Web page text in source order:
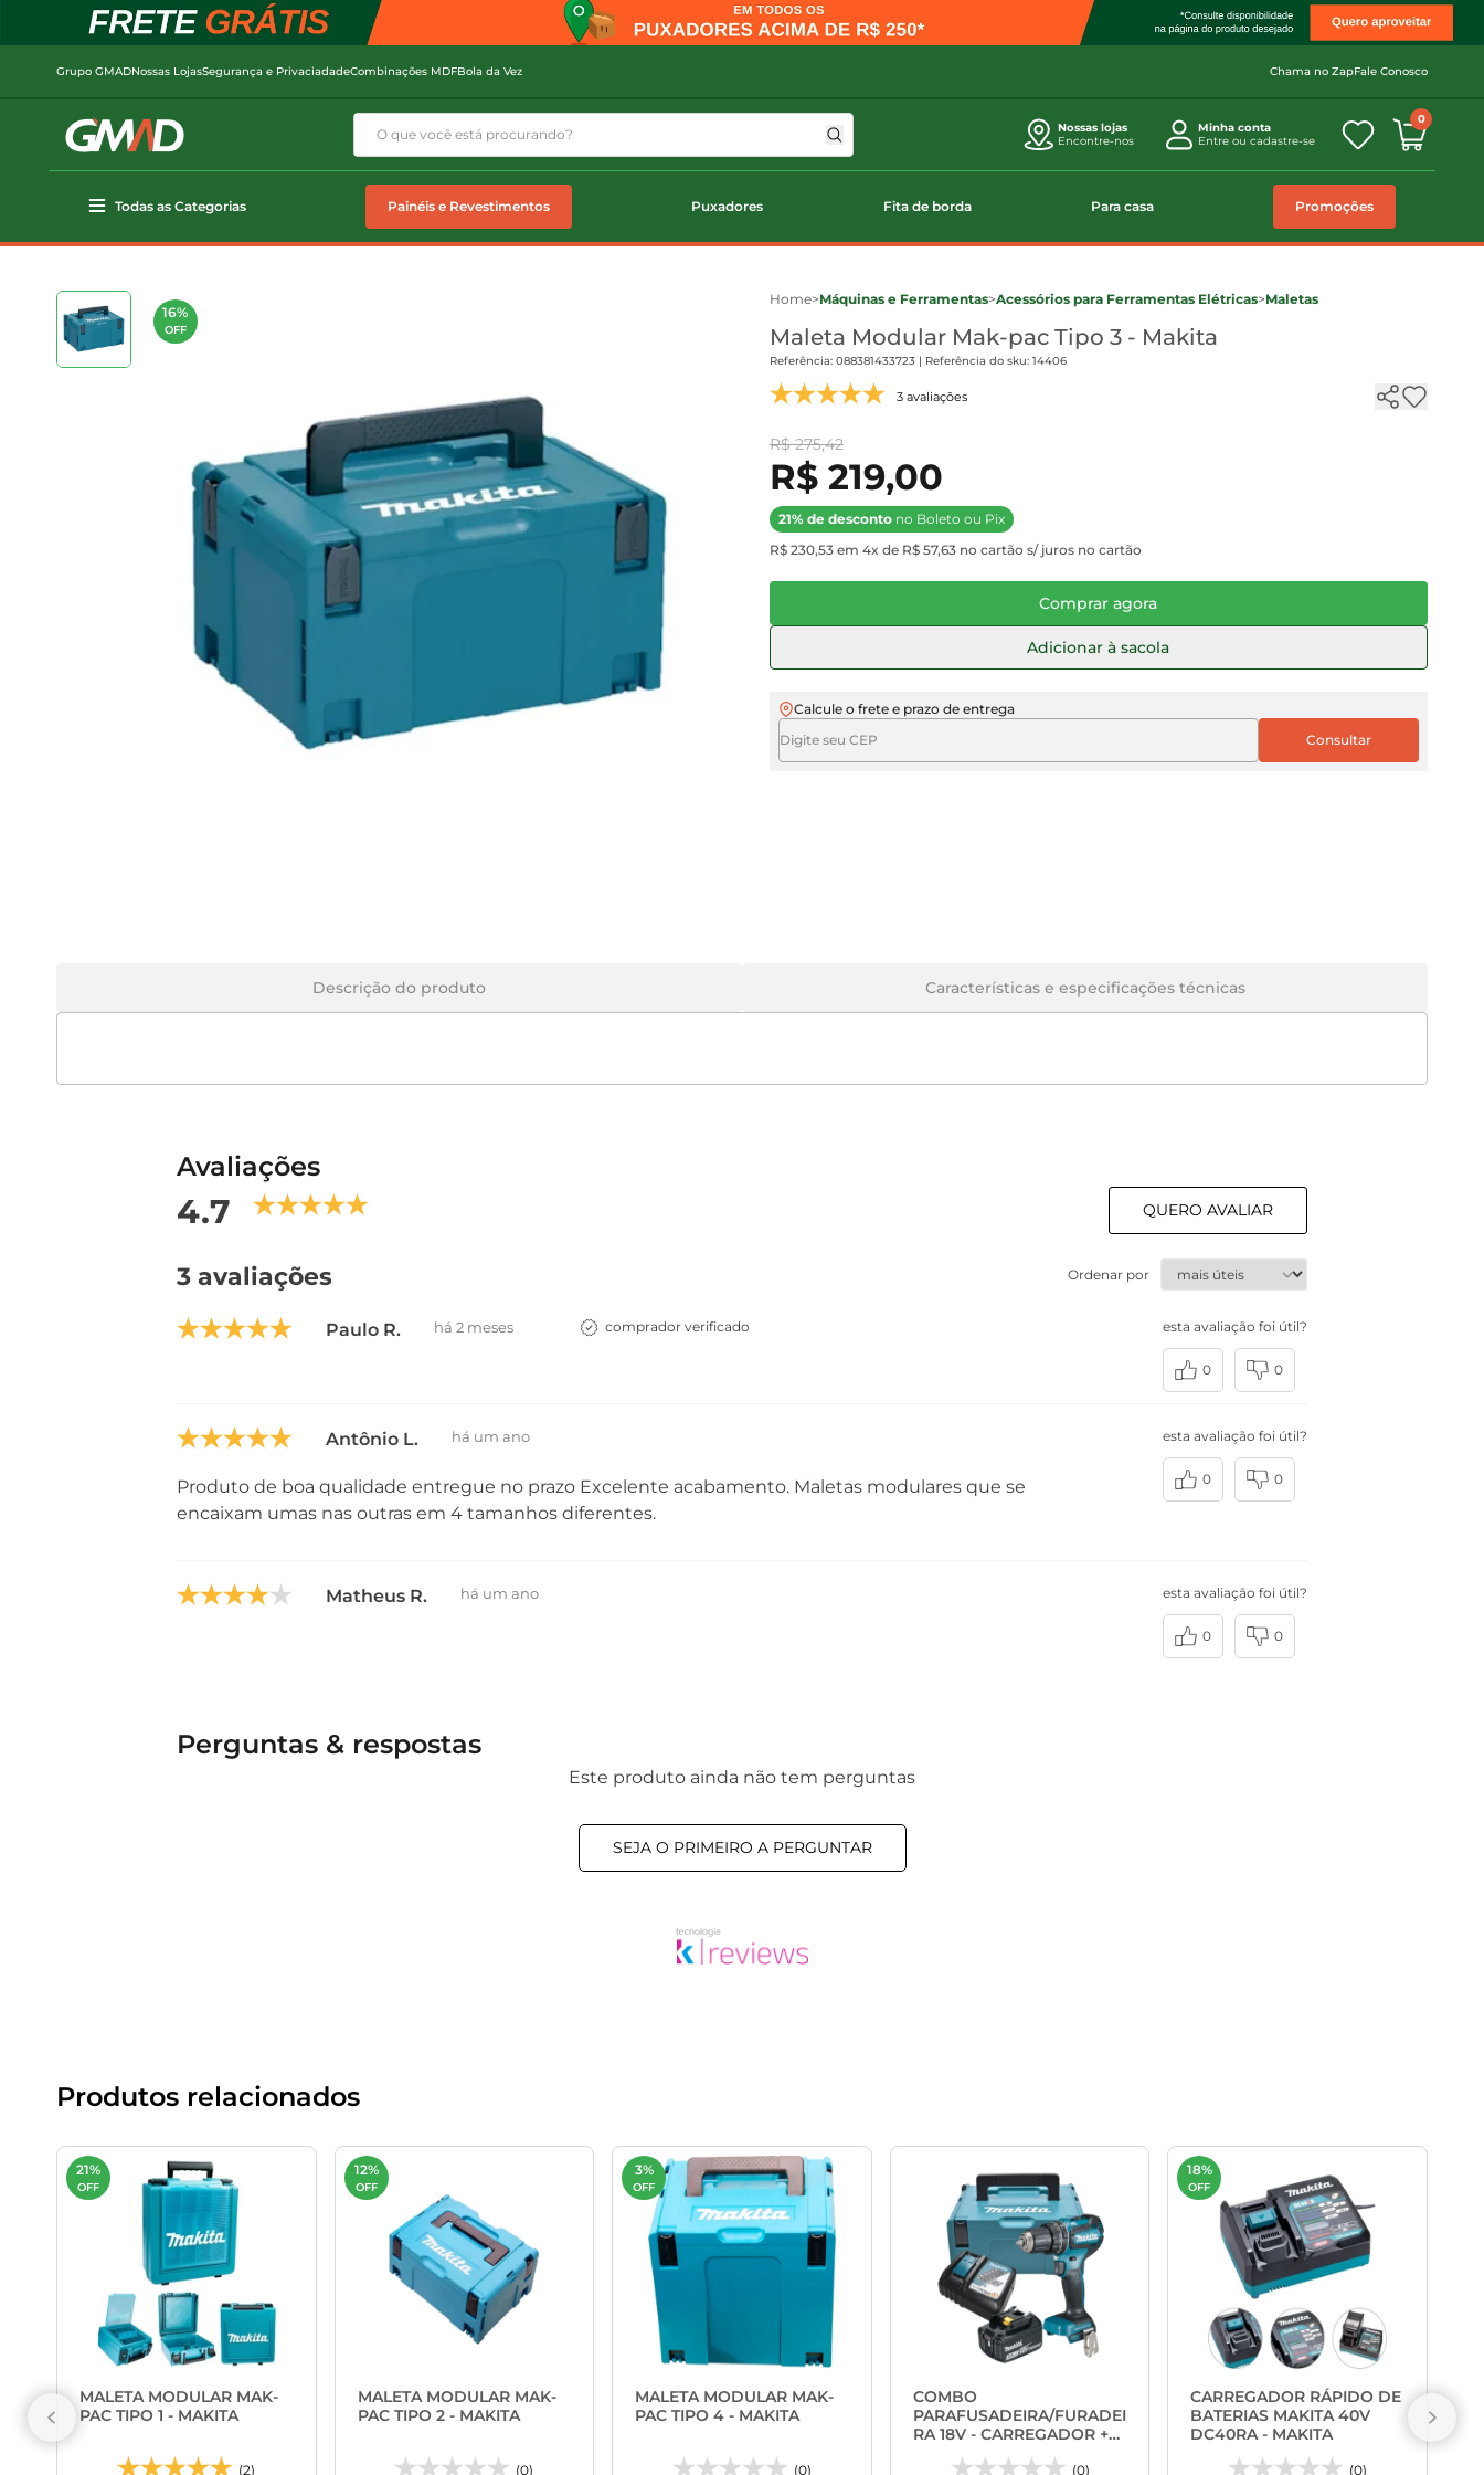
Grupo GMADNossas LojasSegurança e PrivaciadadeCombinações MDFBola da Vez Chama no ZapFale Conosco
Nossas lojas
Encontre-nos
Minha conta
Entre ou cadastre-se
0
Todas as Categorias Painéis e Revestimentos Puxadores Fita de borda Para casa Promoções
16%
OFF
Home>Máquinas e Ferramentas>Acessórios para Ferramentas Elétricas>Maletas
Maleta Modular Mak-pac Tipo 3 - Makita
Referência: 088381433723 | Referência do sku: 14406
3 avaliações
R$ 275,42
R$ 219,00
21% de descontono Boleto ou Pix
R$ 230,53 em 4x de R$ 57,63 no cartão s/ juros no cartão
Comprar agora
Adicionar à sacola
Calcule o frete e prazo de entrega
Descrição do produto Características e especificações técnicas
Avaliações
4.7 QUERO AVALIAR
3 avaliações Ordenar por
Paulo R. há 2 meses comprador verificado esta avaliação foi útil?
0 0
Antônio L. há um ano
Produto de boa qualidade entregue no prazo Excelente acabamento. Maletas modulares que se
encaixam umas nas outras em 4 tamanhos diferentes.
esta avaliação foi útil?
0 0
Matheus R. há um ano esta avaliação foi útil?
0 0
Perguntas & respostas
Este produto ainda não tem perguntas
SEJA O PRIMEIRO A PERGUNTAR
Produtos relacionados
21%
OFF
MALETA MODULAR MAK-
PAC TIPO 1 - MAKITA
(2)
12%
OFF
MALETA MODULAR MAK-
PAC TIPO 2 - MAKITA
(0)
3%
OFF
MALETA MODULAR MAK-
PAC TIPO 4 - MAKITA
(0)
COMBO
PARAFUSADEIRA/FURADEI
RA 18V - CARREGADOR +
BATERIA 3AH E MALETA
(0)
18%
OFF
CARREGADOR RÁPIDO DE
BATERIAS MAKITA 40V
DC40RA - MAKITA
(0)